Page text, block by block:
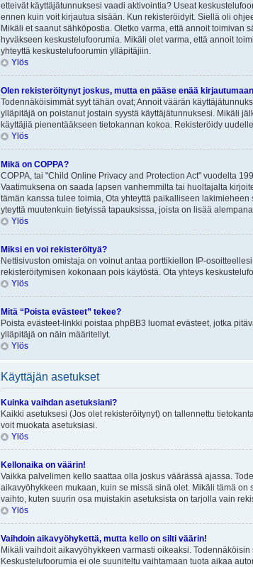
etteivät käyttäjätunnuksesi vaadi aktivointia? Useat
ennen kuin voit kirjautua sisään. Kun rekisteröidyit. Siellä oli
Mikäli et saanut sähköpostia. Oletko varma, että annoit
hyväkseen keskustelufoorumia. Mikäli olet varma, että annoit
yhteyttä keskustelufoorumin ylläpitäjiin.
Ylös
Olen rekisteröitynyt joskus, mutta en pääse enää
Todennäköisimmät syyt tähän ovat; Annoit väärän
ylläpitäjä on poistanut jostain syystä käyttäjätunnuksesi. Mikäli
käyttäjiä pienentääkseen tietokannan kokoa. Rekisteröidy
Ylös
Mikä on COPPA?
COPPA, tai "Child Online Privacy and Protection Act" vuodelta
Vaatimuksena on saada lapsen vanhemmilta tai huoltajalta
tämän kanssa tulee toimia, Ota yhteyttä paikalliseen
yteyttä muutenkuin tietyissä tapauksissa, joista on lisää
Ylös
Miksi en voi rekisteröityä?
Nettisivuston omistaja on voinut antaa porttikiellon IP-
rekisteröitymisen kokonaan pois käytöstä. Ota yhteys
Ylös
Mitä “Poista evästeet” tekee?
Poista evästeet-linkki poistaa phpBB3 luomat evästeet, jotka
ylläpitäjä on näin määritellyt.
Ylös
Käyttäjän asetukset
Kuinka vaihdan asetuksiani?
Kaikki asetuksesi (Jos olet rekisteröitynyt) on tallennettu
voit muokata asetuksiasi.
Ylös
Kellonaika on väärin!
Vaikka palvelimen kello saattaa olla joskus väärässä ajassa.
aikavyöhykkeen mukaan, kuin se missä sinä olet. Mikäli tämä
vaihto, kuten suurin osa muistakin asetuksista on tarjolla vain
Ylös
Vaihdoin aikavyöhykettä, mutta kello on silti väärin!
Mikäli vaihdoit aikavyöhykkeen varmasti oikeaksi.
Keskustelufoorumia ei ole suuniteltu vaihtamaan tuota aikaa